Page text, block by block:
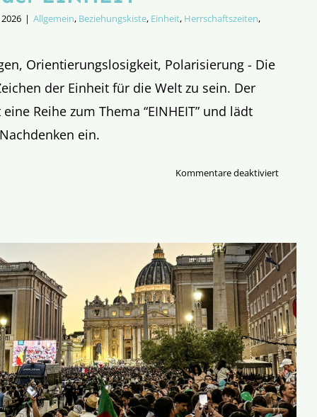
| Allgemein, Beziehungskiste, Einheit, Herrschaftszeiten,
Orientierungslosigkeit, Polarisierung - Die
der Einheit für die Welt zu sein. Der
Reihe zum Thema “EINHEIT” und lädt
ein.
Kommentare deaktiviertfür